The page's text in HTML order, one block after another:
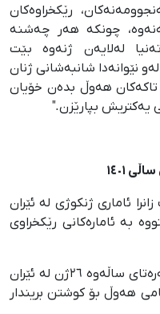
رێکخراوەکان
چونکە هەر چەشنە
لەلایەن ژنەوە بێت
نێوانەدا شانبەشانی ژنان
تاکەکان هەوڵ بدەن خۆیان
یەکتریش بپارێزن."
١٤٠١
ئاماری ژنکوژی لە ئێران
بە پشت‌بەستووە بە ئامارەکانی رێکخراوی
بە پێی ئامارەکانی کوردپا لە سەرەتای ساڵەوە ٢٦ژن لە ئێران
٢ژن لەئەنجامی هەوڵ بۆ کوشتن بریندار